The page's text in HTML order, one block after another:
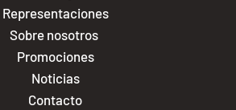
Representaciones
Sobre nosotros
Promociones
Noticias
Contacto